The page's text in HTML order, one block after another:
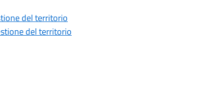
del territorio
del territorio